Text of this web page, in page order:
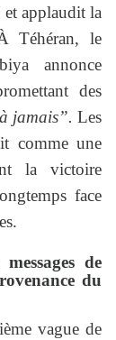
et applaudit la
Téhéran, le
annonce
des
jamais”. Les
comme une
la victoire
face
de
du
vague de